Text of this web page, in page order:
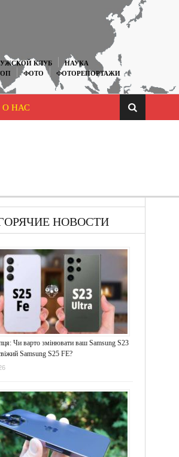
КЛУБ
НАУКА
ФОТО
ФОТОРЕПОРТАЖИ
О НАС
НОВОСТИ
Чи варто змінювати ваш Samsung S23
Samsung S25 FE?